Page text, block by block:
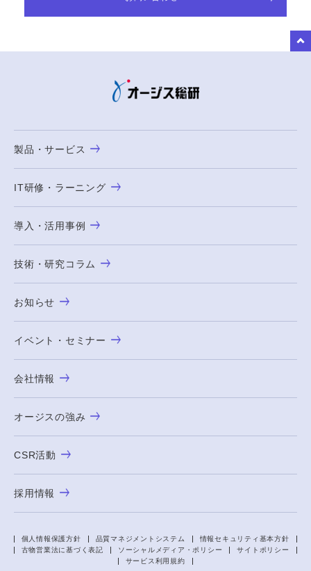
製品・サービス
IT研修・ラーニング
導入・活用事例
技術・研究コラム
お知らせ
イベント・セミナー
会社情報
オージスの強み
CSR活動
採用情報
個人情報保護方針 品質マネジメントシステム
情報セキュリティ基本方針
古物営業法に基づく表記
ソーシャルメディア・ポリシー
サイトポリシー
サービス利用規約